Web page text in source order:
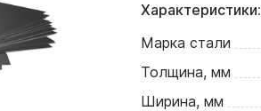
Характеристики:
Марка стали
Толщина, мм
Ширина, мм